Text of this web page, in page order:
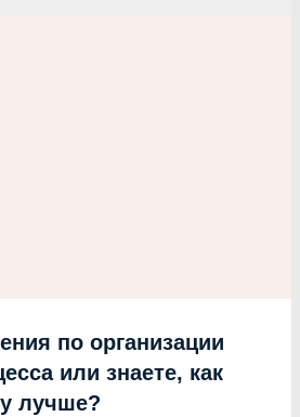
по организации
или знаете, как
лучше?